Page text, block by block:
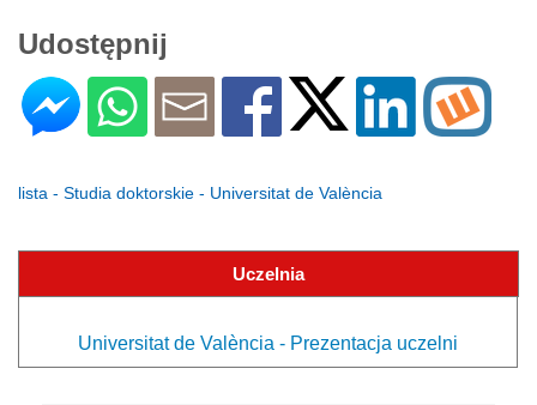
Udostępnij
lista - Studia doktorskie - Universitat de València
Uczelnia
Universitat de València - Prezentacja uczelni